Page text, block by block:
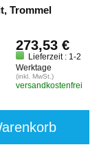
Trommel
273,53 €
Lieferzeit : 1-2
Werktage
(inkl. MwSt.)
versandkostenfrei